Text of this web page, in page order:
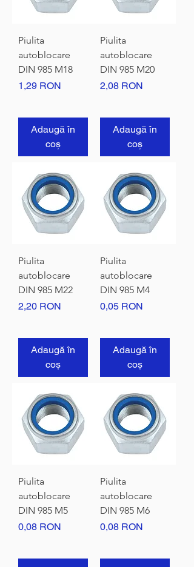
Piulita
autoblocare
DIN 985 M18
Preț
1,29 RON
Adaugă în
coș
Piulita
autoblocare
DIN 985 M20
Preț
2,08 RON
Adaugă în
coș
Piulita
autoblocare
DIN 985 M22
Preț
2,20 RON
Adaugă în
coș
Piulita
autoblocare
DIN 985 M4
Preț
0,05 RON
Adaugă în
coș
Piulita
autoblocare
DIN 985 M5
Preț
0,08 RON
Piulita
autoblocare
DIN 985 M6
Preț
0,08 RON